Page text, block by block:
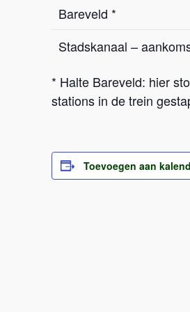
Bareveld *
Stadskanaal –
* Halte Bareveld: hier
stations in de trein
Toevoegen aan